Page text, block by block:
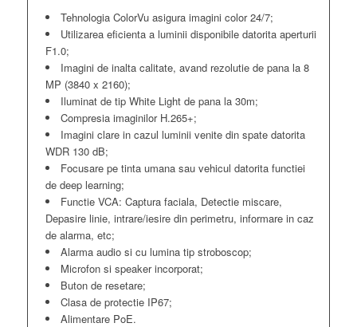
Tehnologia ColorVu asigura imagini color 24/7;
Utilizarea eficienta a luminii disponibile datorita aperturii
F1.0;
Imagini de inalta calitate, avand rezolutie de pana la 8
MP (3840 x 2160);
Iluminat de tip White Light de pana la 30m;
Compresia imaginilor H.265+;
Imagini clare in cazul luminii venite din spate datorita
WDR 130 dB;
Focusare pe tinta umana sau vehicul datorita functiei
de deep learning;
Functie VCA: Captura faciala, Detectie miscare,
Depasire linie, intrare/iesire din perimetru, informare in caz
de alarma, etc;
Alarma audio si cu lumina tip stroboscop;
Microfon si speaker incorporat;
Buton de resetare;
Clasa de protectie IP67;
Alimentare PoE.